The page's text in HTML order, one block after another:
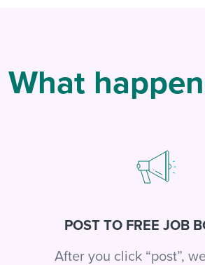
What
POST TO FREE JOB
After you click “post”,